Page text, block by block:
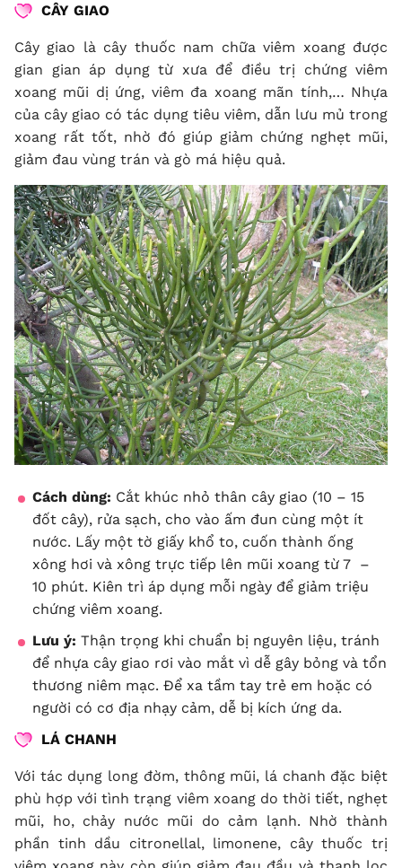
CÂY GIAO
Cây giao là cây thuốc nam chữa viêm xoang được
gian gian áp dụng từ xưa để điều trị chứng viêm
xoang mũi dị ứng, viêm đa xoang mãn tính,… Nhựa
của cây giao có tác dụng tiêu viêm, dẫn lưu mủ trong
xoang rất tốt, nhờ đó giúp giảm chứng nghẹt mũi,
giảm đau vùng trán và gò má hiệu quả.
Cách dùng: Cắt khúc nhỏ thân cây giao (10 – 15
đốt cây), rửa sạch, cho vào ấm đun cùng một ít
nước. Lấy một tờ giấy khổ to, cuốn thành ống
xông hơi và xông trực tiếp lên mũi xoang từ 7 –
10 phút. Kiên trì áp dụng mỗi ngày để giảm triệu
chứng viêm xoang.
Lưu ý: Thận trọng khi chuẩn bị nguyên liệu, tránh
để nhựa cây giao rơi vào mắt vì dễ gây bỏng và tổn
thương niêm mạc. Để xa tầm tay trẻ em hoặc có
người có cơ địa nhạy cảm, dễ bị kích ứng da.
LÁ CHANH
Với tác dụng long đờm, thông mũi, lá chanh đặc biệt
phù hợp với tình trạng viêm xoang do thời tiết, nghẹt
mũi, ho, chảy nước mũi do cảm lạnh. Nhờ thành
phần tinh dầu citronellal, limonene, cây thuốc trị